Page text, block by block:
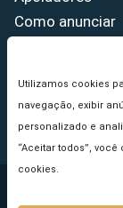
Utilizamos cookies
navegação, exibir
personalizado e
“Aceitar todos”,
cookies.
Como anunciar
Princípios
Copyright